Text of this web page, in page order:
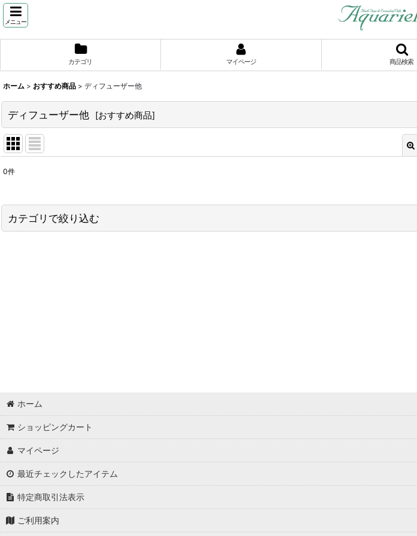
メニュー
カテゴリ マイページ 商品検索
ホーム > おすすめ商品 > ディフューザー他
ディフューザー他 [おすすめ商品]
並び順:
0件
カテゴリで絞り込む
ホーム
ショッピングカート
マイページ
最近チェックしたアイテム
特定商取引法表示
ご利用案内